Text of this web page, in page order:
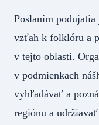
Poslaním
vzťah k folklóru a
v tejto oblasti.
v podmienkach
vyhľadávať a
regiónu a